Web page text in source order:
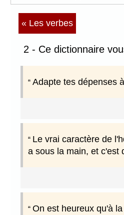
« Les verbes
2 - Ce dictionnaire
Adapte tes dépenses
Le vrai caractère de
a sous la main, et c'est
On est heureux qu'à